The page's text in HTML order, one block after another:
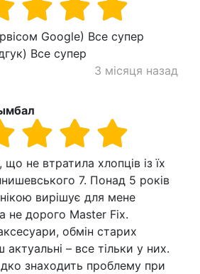
Google) Все супер
Все супер
3 місяця назад
не втратила хлопців із їх
7. Понад 5 років
вирішує для мене
не дорого Master Fix.
обмін старих
актуальні – все тільки у них.
знаходить проблему при